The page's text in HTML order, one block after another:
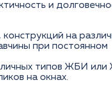
и
на
при постоянном
типов ЖБИ
на окнах.